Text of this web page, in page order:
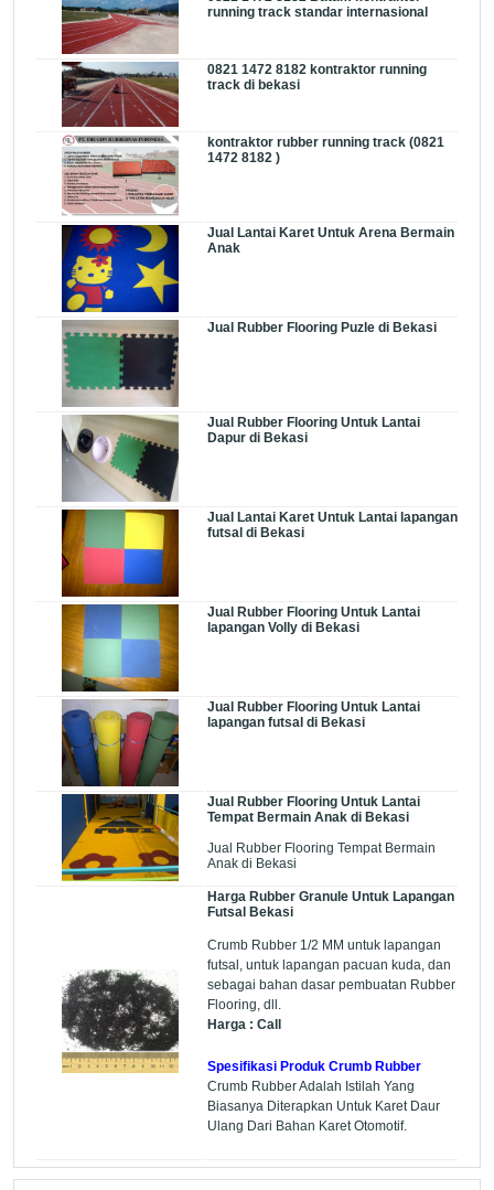
running track standar internasional
0821 1472 8182 kontraktor running
track di bekasi
kontraktor rubber running track (0821
1472 8182 )
Jual Lantai Karet Untuk Arena Bermain
Anak
Jual Rubber Flooring Puzle di Bekasi
Jual Rubber Flooring Untuk Lantai
Dapur di Bekasi
Jual Lantai Karet Untuk Lantai lapangan
futsal di Bekasi
Jual Rubber Flooring Untuk Lantai
lapangan Volly di Bekasi
Jual Rubber Flooring Untuk Lantai
lapangan futsal di Bekasi
Jual Rubber Flooring Untuk Lantai
Tempat Bermain Anak di Bekasi
Jual Rubber Flooring Tempat Bermain
Anak di Bekasi
Harga Rubber Granule Untuk Lapangan
Futsal Bekasi
Crumb Rubber 1/2 MM untuk lapangan
futsal, untuk lapangan pacuan kuda, dan
sebagai bahan dasar pembuatan Rubber
Flooring, dll.
Harga : Call
Spesifikasi Produk Crumb Rubber
Crumb Rubber Adalah Istilah Yang
Biasanya Diterapkan Untuk Karet Daur
Ulang Dari Bahan Karet Otomotif.